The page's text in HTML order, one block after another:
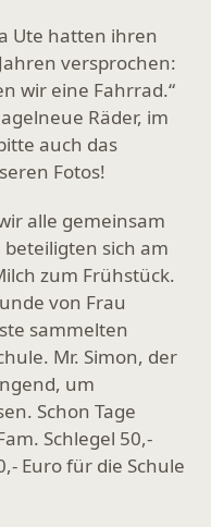
Ute hatten ihren
versprochen:
wir eine Fahrrad.“
Räder, im
auch das
Fotos!
alle gemeinsam
sich am
zum Frühstück.
von Frau
sammelten
Mr. Simon, der
um
Schon Tage
Schlegel 50,-
Euro für die Schule